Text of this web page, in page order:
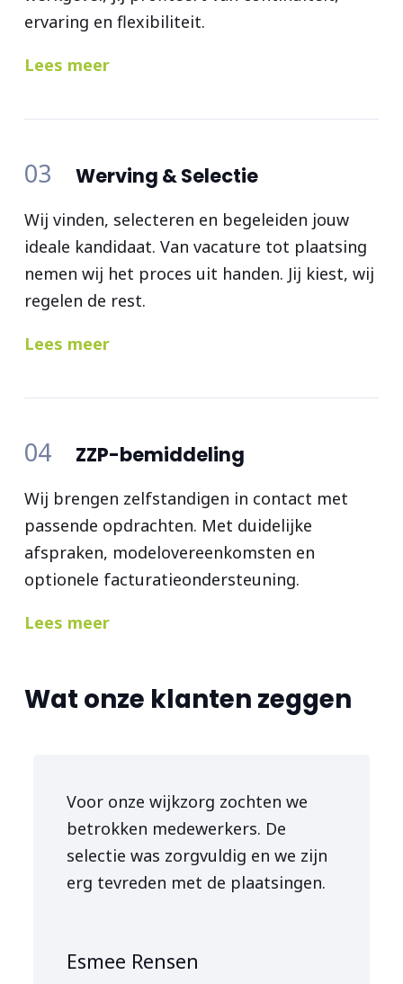
ervaring en flexibiliteit.
Lees meer
03 Werving & Selectie
Wij vinden, selecteren en begeleiden jouw
ideale kandidaat. Van vacature tot plaatsing
nemen wij het proces uit handen. Jij kiest, wij
regelen de rest.
Lees meer
04 ZZP-bemiddeling
Wij brengen zelfstandigen in contact met
passende opdrachten. Met duidelijke
afspraken, modelovereenkomsten en
optionele facturatieondersteuning.
Lees meer
Wat onze klanten zeggen
Voor onze wijkzorg zochten we
betrokken medewerkers. De
selectie was zorgvuldig en we zijn
erg tevreden met de plaatsingen.
Esmee Rensen